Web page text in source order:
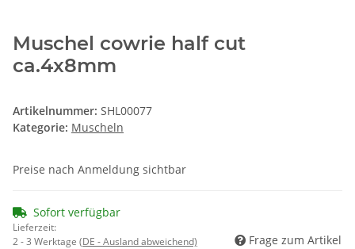
Muschel cowrie half cut
ca.4x8mm
Artikelnummer: SHL00077
Kategorie: Muscheln
Preise nach Anmeldung sichtbar
Sofort verfügbar
Lieferzeit:
2 - 3 Werktage (DE - Ausland abweichend) Frage zum Artikel